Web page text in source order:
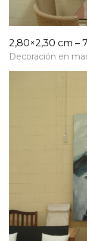
2,80×2,30 cm –
Decoración en